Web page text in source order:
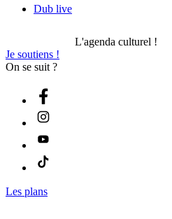
Dub live
L'agenda culturel !
Je soutiens !
On se suit ?
Les plans